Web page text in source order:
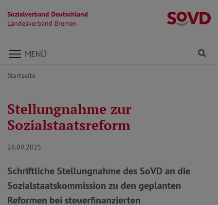
Sozialverband Deutschland
Landesverband Bremen
Direkt zu den Inhalten springen
MENÜ
Startseite
Stellungnahme zur
Sozialstaatsreform
26.09.2025
Schriftliche Stellungnahme des SoVD an die
Sozialstaatskommission zu den geplanten
Reformen bei steuerfinanzierten